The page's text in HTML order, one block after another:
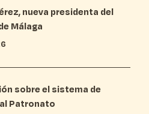
nueva presidenta del
Málaga
sobre el sistema de
Patronato